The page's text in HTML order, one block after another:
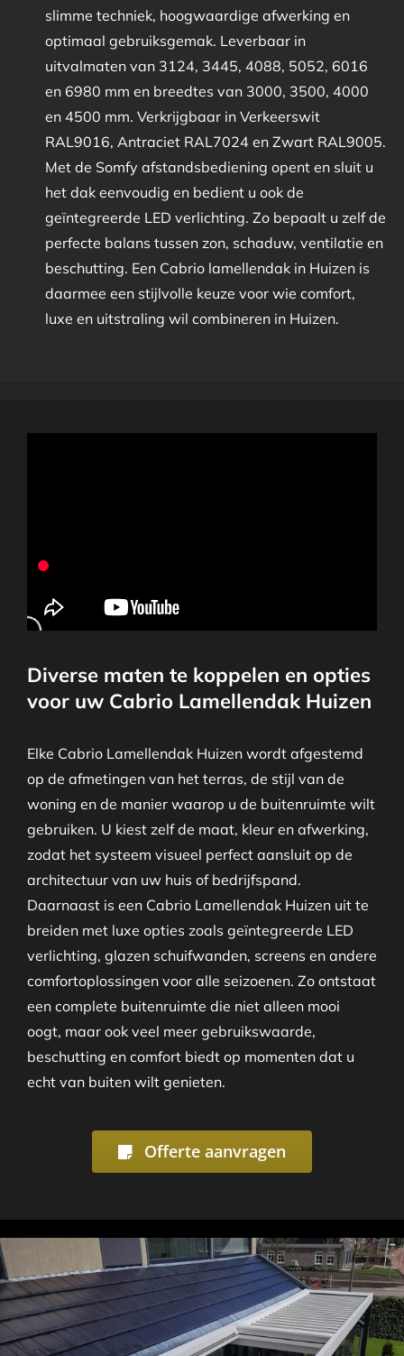
slimme techniek, hoogwaardige afwerking en
optimaal gebruiksgemak. Leverbaar in
uitvalmaten van 3124, 3445, 4088, 5052, 6016
en 6980 mm en breedtes van 3000, 3500, 4000
en 4500 mm. Verkrijgbaar in Verkeerswit
RAL9016, Antraciet RAL7024 en Zwart RAL9005.
Met de Somfy afstandsbediening opent en sluit u
het dak eenvoudig en bedient u ook de
geïntegreerde LED verlichting. Zo bepaalt u zelf de
perfecte balans tussen zon, schaduw, ventilatie en
beschutting. Een Cabrio lamellendak in Huizen is
daarmee een stijlvolle keuze voor wie comfort,
luxe en uitstraling wil combineren in Huizen.
Diverse maten te koppelen en opties
voor uw Cabrio Lamellendak Huizen
Elke Cabrio Lamellendak Huizen wordt afgestemd
op de afmetingen van het terras, de stijl van de
woning en de manier waarop u de buitenruimte wilt
gebruiken. U kiest zelf de maat, kleur en afwerking,
zodat het systeem visueel perfect aansluit op de
architectuur van uw huis of bedrijfspand.
Daarnaast is een Cabrio Lamellendak Huizen uit te
breiden met luxe opties zoals geïntegreerde LED
verlichting, glazen schuifwanden, screens en andere
comfortoplossingen voor alle seizoenen. Zo ontstaat
een complete buitenruimte die niet alleen mooi
oogt, maar ook veel meer gebruikswaarde,
beschutting en comfort biedt op momenten dat u
echt van buiten wilt genieten.
Offerte aanvragen